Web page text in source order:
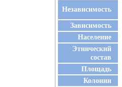
Независимость
Зависимость
Население
Этнический
состав
Площадь
Колонии